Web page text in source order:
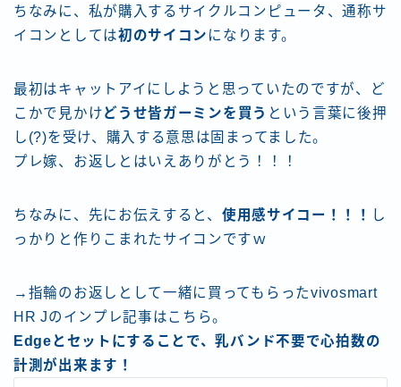
ちなみに、私が購入するサイクルコンピュータ、通称サ
イコンとしては初のサイコン になります。
最初はキャットアイにしようと思っていたのですが、ど
こかで見かけどうせ皆ガーミンを買う という言葉に後押
し(?)を受け、購入する意思は固まってました。
プレ嫁、お返しとはいえありがとう！！！
ちなみに、先にお伝えすると、 使用感サイコー！！！
し
っかりと作りこまれたサイコンですｗ
→指輪のお返しとして一緒に買ってもらったvivosmart
HR Jのインプレ記事はこちら。
Edgeとセットにすることで、乳バンド不要で心拍数の
計測が出来ます！